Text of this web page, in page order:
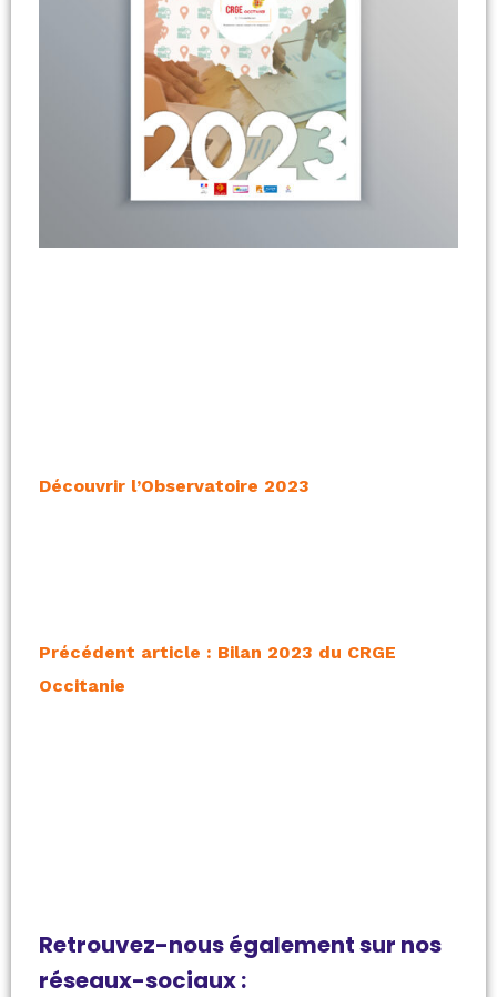
Découvrir l’Observatoire 2023
Précédent article : Bilan 2023 du CRGE
Occitanie
Retrouvez-nous également sur nos
réseaux-sociaux :